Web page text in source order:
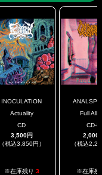
INOCULATION
Actuality
CD
3,500円
（税込3,850円）
※在庫残り 3
Full
CD-R
2,000
（税込
※在庫残